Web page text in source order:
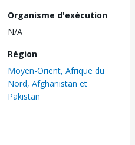
Organisme d'exécution
N/A
Région
Moyen-Orient, Afrique du
Nord, Afghanistan et
Pakistan